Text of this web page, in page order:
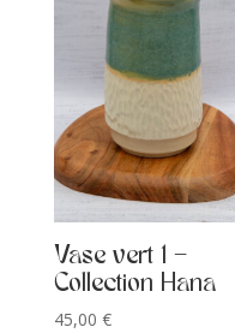
Vase vert 1 –
Collection Hana
45,00 €